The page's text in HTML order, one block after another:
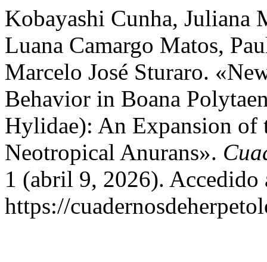
Kobayashi Cunha, Juliana
Luana Camargo Matos,
Marcelo José Sturaro.
Behavior in Boana
Hylidae): An Expansion of
Neotropical Anurans».
1 (abril 9, 2026). Accedido
https://